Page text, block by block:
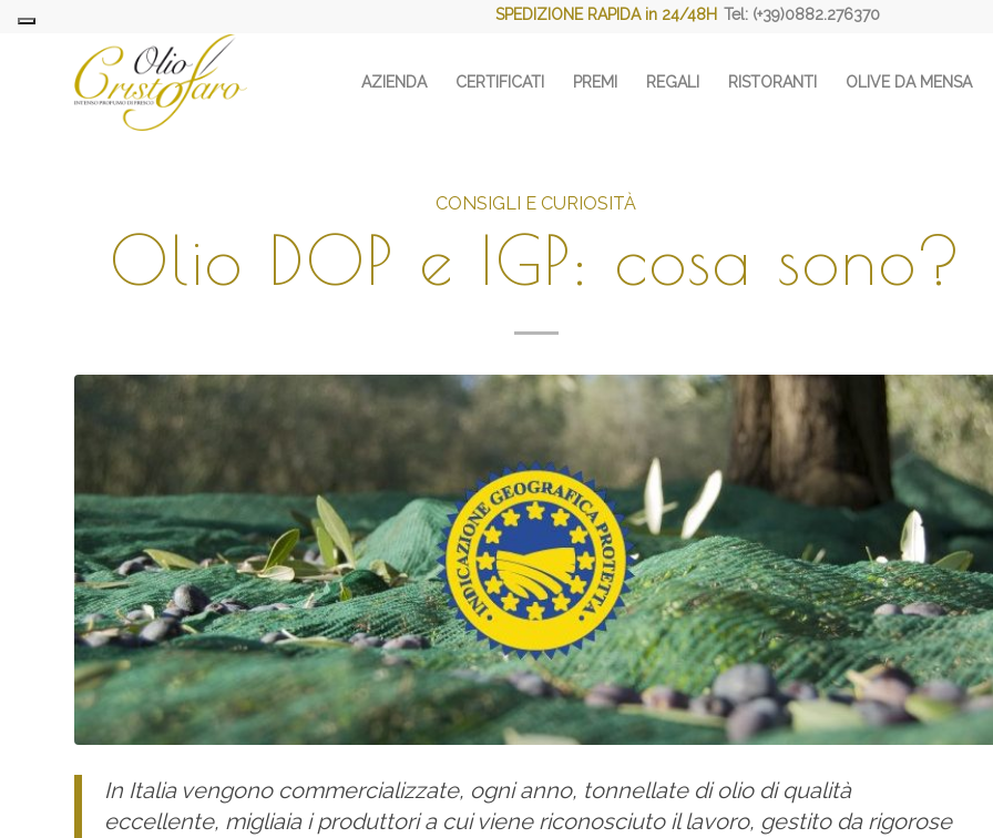
SPEDIZIONE RAPIDA in 24/48H Tel: (+39)0882.276370
AZIENDA CERTIFICATI PREMI REGALI RISTORANTI OLIVE DA MENSA
CONSIGLI E CURIOSITÀ
Olio DOP e IGP: cosa sono?
In Italia vengono commercializzate, ogni anno, tonnellate di olio di qualità
eccellente, migliaia i produttori a cui viene riconosciuto il lavoro, gestito da rigorose